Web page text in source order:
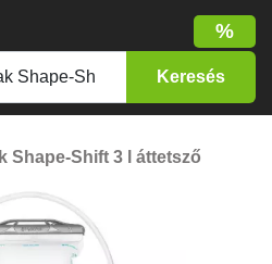
%
Shape-Shift 3 l áttetsző